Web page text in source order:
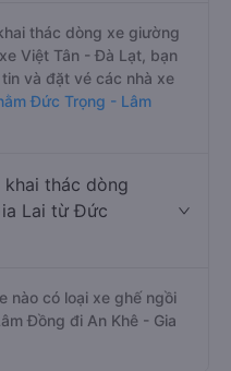
thác dòng xe giường
Việt Tân - Đà Lạt, bạn
và đặt vé các nhà xe
Đức Trọng - Lâm
khai thác dòng
Lai từ Đức
nào có loại xe ghế ngồi
Đồng đi An Khê - Gia